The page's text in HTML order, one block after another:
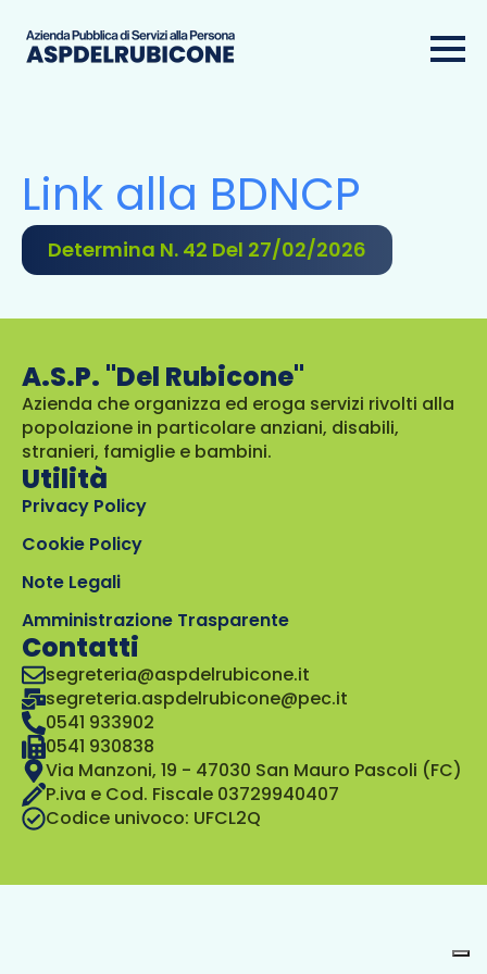
Link alla BDNCP
Determina N. 42 Del 27/02/2026
A.S.P. "Del Rubicone"
Azienda che organizza ed eroga servizi rivolti alla
popolazione in particolare anziani, disabili,
stranieri, famiglie e bambini.
Utilità
Privacy Policy
Cookie Policy
Note Legali
Amministrazione Trasparente
Contatti
segreteria@aspdelrubicone.it
segreteria.aspdelrubicone@pec.it
0541 933902
0541 930838
Via Manzoni, 19 - 47030 San Mauro Pascoli (FC)
P.iva e Cod. Fiscale 03729940407
Codice univoco: UFCL2Q